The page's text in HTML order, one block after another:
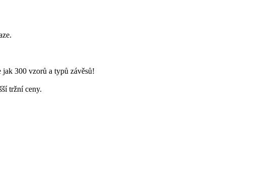
300 vzorů a typů závěsů!
tržní ceny.